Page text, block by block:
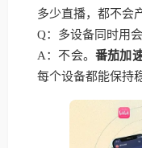
多少直播，都不会
Q：多设备同时用
A：不会。番茄加
每个设备都能保持